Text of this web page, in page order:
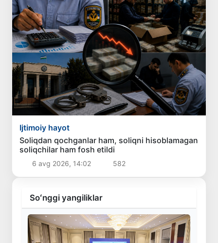
Ijtimoiy hayot
Soliqdan qochganlar ham, soliqni hisoblamagan
soliqchilar ham fosh etildi
6 avg 2026, 14:02 582
Soʻnggi yangiliklar